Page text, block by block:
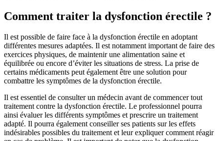
Comment traiter la dysfonction érectile ?
Il est possible de faire face à la dysfonction érectile en adoptant
différentes mesures adaptées. Il est notamment important de faire des
exercices physiques, de maintenir une alimentation saine et
équilibrée ou encore d’éviter les situations de stress. La prise de
certains médicaments peut également être une solution pour
combattre les symptômes de la dysfonction érectile.
Il est essentiel de consulter un médecin avant de commencer tout
traitement contre la dysfonction érectile. Le professionnel pourra
ainsi évaluer les différents symptômes et prescrire un traitement
adapté. Il pourra également conseiller ses patients sur les effets
indésirables possibles du traitement et leur expliquer comment réagir